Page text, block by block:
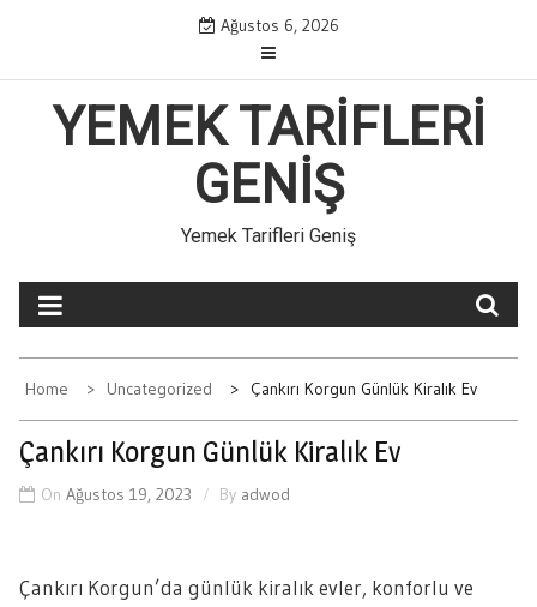
content
Ağustos 6, 2026
YEMEK TARIFLERI
GENIŞ
Yemek Tarifleri Geniş
Home Uncategorized Çankırı Korgun Günlük Kiralık Ev
Çankırı Korgun Günlük Kiralık Ev
On Ağustos 19, 2023 By adwod
Çankırı Korgun’da günlük kiralık evler, konforlu ve